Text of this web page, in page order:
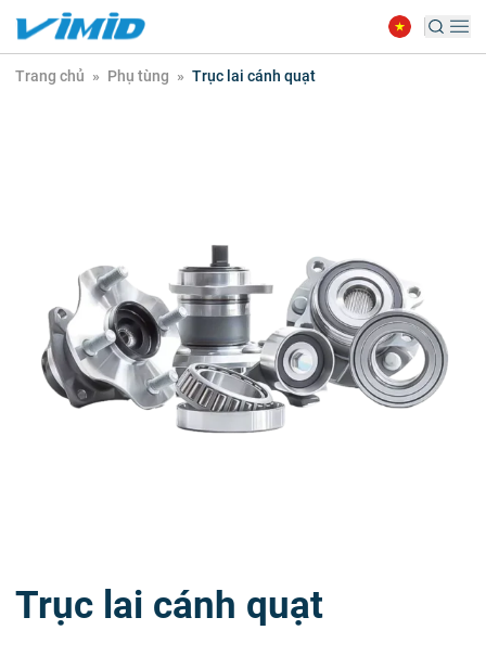
Trang chủ » Phụ tùng » Trục lai cánh quạt
Trục lai cánh quạt